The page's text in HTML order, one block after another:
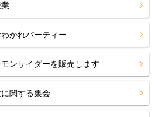
業
わかれパーティー
モンサイダーを販売します
に関する集会